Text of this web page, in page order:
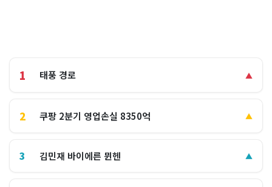
1 태풍 경로 ▲
2 쿠팡 2분기 영업손실 8350억 ▲
3 김민재 바이에른 뮌헨 ▲